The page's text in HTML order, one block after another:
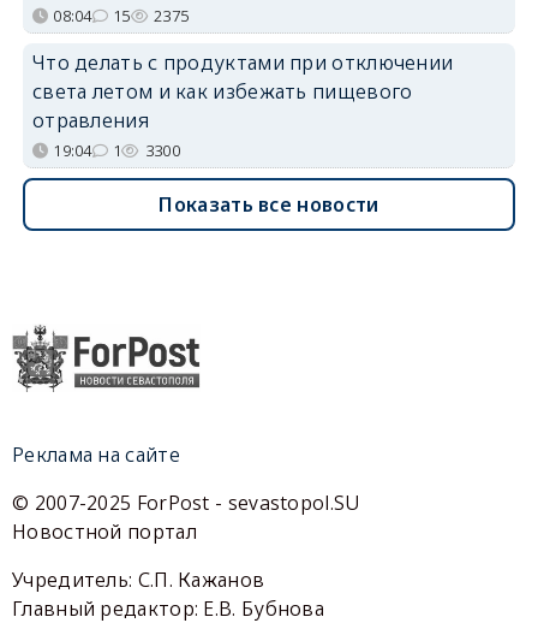
08:04 15 2375
Что делать с продуктами при отключении
света летом и как избежать пищевого
отравления
19:04 1 3300
Показать все новости
Реклама на сайте
© 2007-2025 ForPost - sevastopol.SU
Новостной портал
Учредитель: С.П. Кажанов
Главный редактор: Е.В. Бубнова